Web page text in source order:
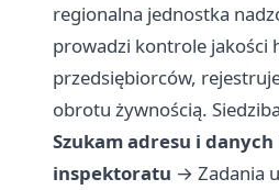
regionalna jednostka
prowadzi kontrole jakości
przedsiębiorców,
obrotu żywnością.
Szukam adresu i
inspektoratu → Zadania